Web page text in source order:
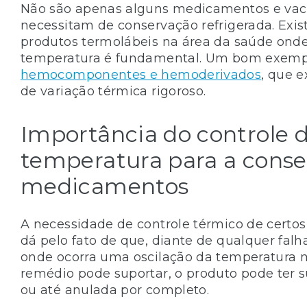
Não são apenas alguns medicamentos e
necessitam de conservação refrigerada.
produtos termolábeis na área da saúde
temperatura é fundamental. Um bom
hemocomponentes e hemoderivados, que
de variação térmica rigoroso.
Importância do controle
temperatura para a
medicamentos
A necessidade de controle térmico de
dá pelo fato de que, diante de qualquer
onde ocorra uma oscilação da temperatura
remédio pode suportar, o produto pode ter
ou até anulada por completo.